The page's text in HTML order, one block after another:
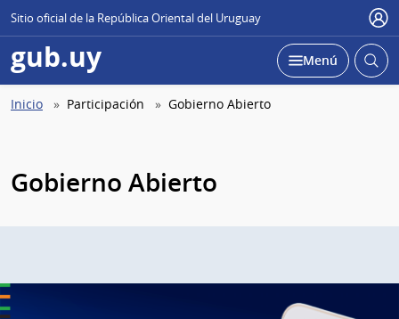
Sitio oficial de la República Oriental del Uruguay
gub.uy Abierta
Desplegar
Menú Abrir
Ruta
Inicio Participación Gobierno Abierto
Gobierno Abierto